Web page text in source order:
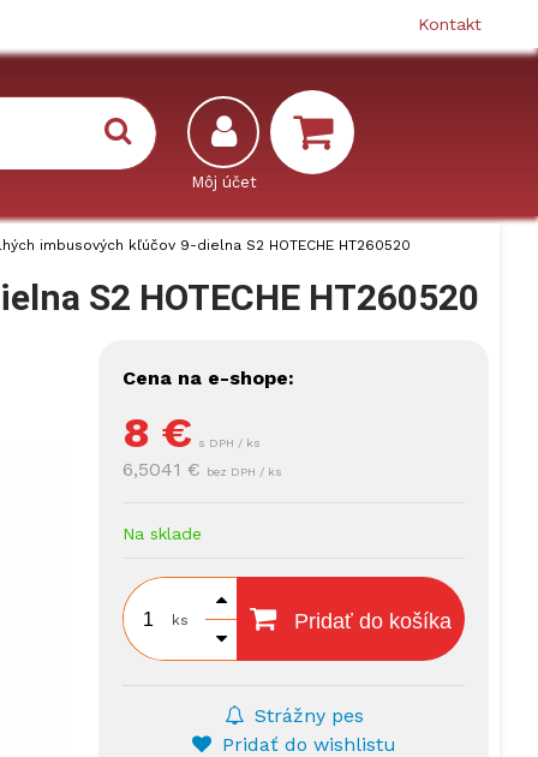
Kontakt
imbusových kľúčov 9-dielna S2 HOTECHE HT260520
S2 HOTECHE HT260520
Cena na e-shope:
8 € s DPH / ks
6,5041 € bez DPH / ks
Na sklade
ks Pridať do košíka
Strážny pes
Pridať do wishlistu